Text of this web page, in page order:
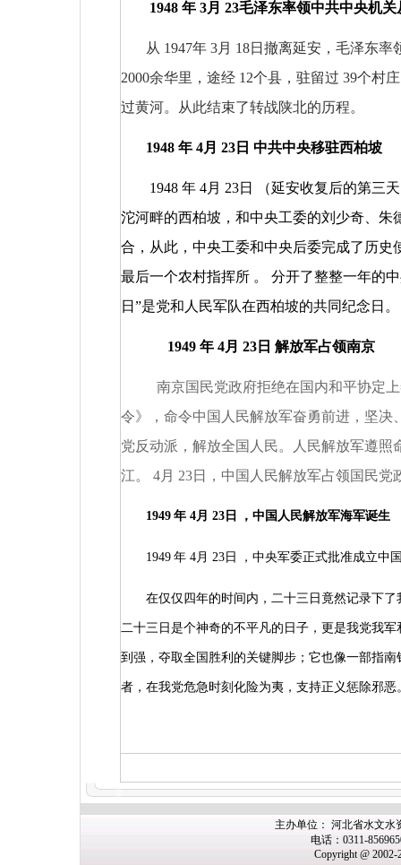
1948 年3月23毛泽东率领中共中央机关
从 1947年 3月 18日撤离延安，毛泽东
2000余华里，途经 12个县，驻留过 39个村
过黄河。从此结束了转战陕北的历程。
1948 年4月23 日 中共中央移驻西柏坡
1948 年 4月 23日
（延安收复后的第三
沱河畔的西柏坡，和中央工委的刘少奇、
合，从此，中央工委和中央后委完成了历
最后一个农村指挥所 。
分开了整整一年的
日”是党和人民军队在西柏坡的共同纪念日。
1949 年 4月 23 日 解放军占领南京
南京国民党政府拒绝在国内和平协定上
令》，命令中国人民解放军奋勇前进，坚
党反动派，解放全国人民。人民解放军遵
江。 4月 23日，中国人民解放军占领国民
1949 年4月23 日 ，中国人民解放军海军诞生
1949 年 4月 23 日 ，中央军委正式批准成立中
在仅仅四年的时间内，二十三日竟然记录下
二十三日是个神奇的不平凡的日子，更是我党我
到强，夺取全国胜利的关键脚步；它也像一部指
者，在我党危急时刻化险为夷，支持正义惩除邪
主办单位： 河北省水文水
电话：0311-
Copyright @ 2002-